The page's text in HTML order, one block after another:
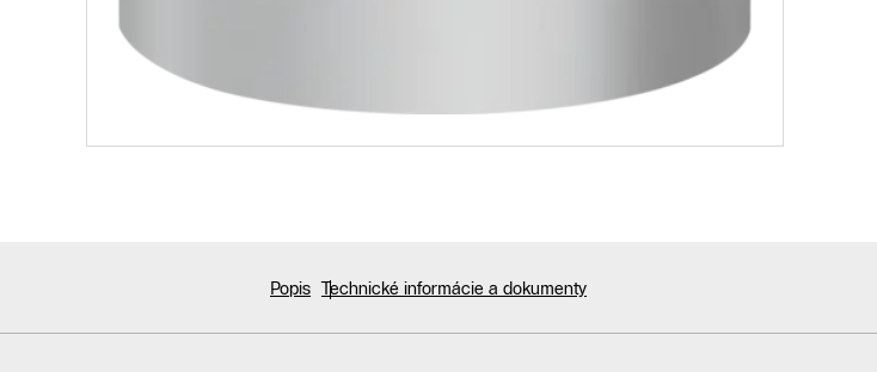
Popis Technické informácie a dokumenty